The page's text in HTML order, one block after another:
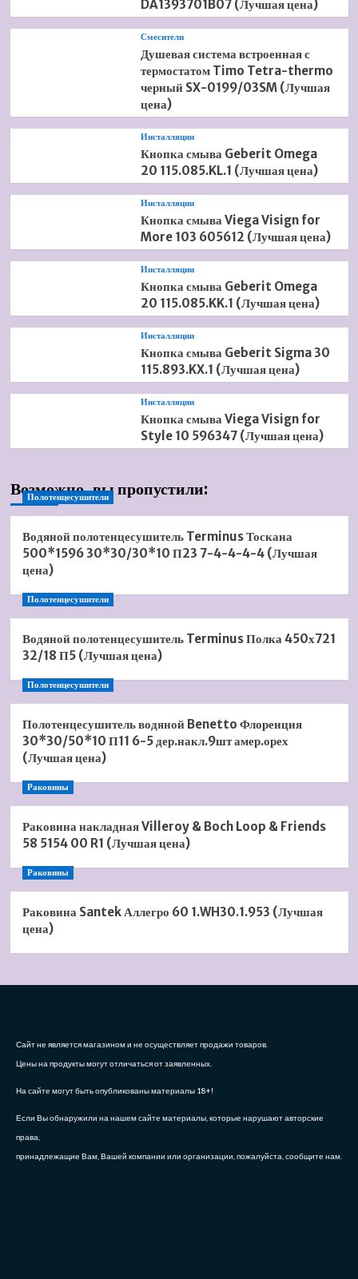
DA1393701B07 (Лучшая цена)
Смесители
Душевая система встроенная с
термостатом Timo Tetra-thermo
черный SX-0199/03SM (Лучшая
цена)
Инсталляции
Кнопка смыва Geberit Omega
20 115.085.KL.1 (Лучшая цена)
Инсталляции
Кнопка смыва Viega Visign for
More 103 605612 (Лучшая цена)
Инсталляции
Кнопка смыва Geberit Omega
20 115.085.KK.1 (Лучшая цена)
Инсталляции
Кнопка смыва Geberit Sigma 30
115.893.KX.1 (Лучшая цена)
Инсталляции
Кнопка смыва Viega Visign for
Style 10 596347 (Лучшая цена)
Возможно, вы пропустили:
Полотенцесушители
Водяной полотенцесушитель Terminus Тоскана
500*1596 30*30/30*10 П23 7-4-4-4-4 (Лучшая
цена)
Полотенцесушители
Водяной полотенцесушитель Terminus Полка 450х721
32/18 П5 (Лучшая цена)
Полотенцесушители
Полотенцесушитель водяной Benetto Флоренция
30*30/50*10 П11 6-5 дер.накл.9шт амер.орех
(Лучшая цена)
Раковины
Раковина накладная Villeroy & Boch Loop & Friends
58 5154 00 R1 (Лучшая цена)
Раковины
Раковина Santek Аллегро 60 1.WH30.1.953 (Лучшая
цена)
Сайт не является магазином и не осуществляет продажи товаров.
Цены на продукты могут отличаться от заявленных.
На сайте могут быть опубликованы материалы 18+!
Если Вы обнаружили на нашем сайте материалы, которые нарушают авторские
права,
принадлежащие Вам, Вашей компании или организации, пожалуйста, сообщите нам.